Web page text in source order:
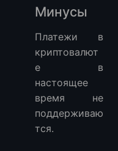
Минусы
Платежи в
криптовалют
е в
настоящее
время не
поддерживаю
тся.